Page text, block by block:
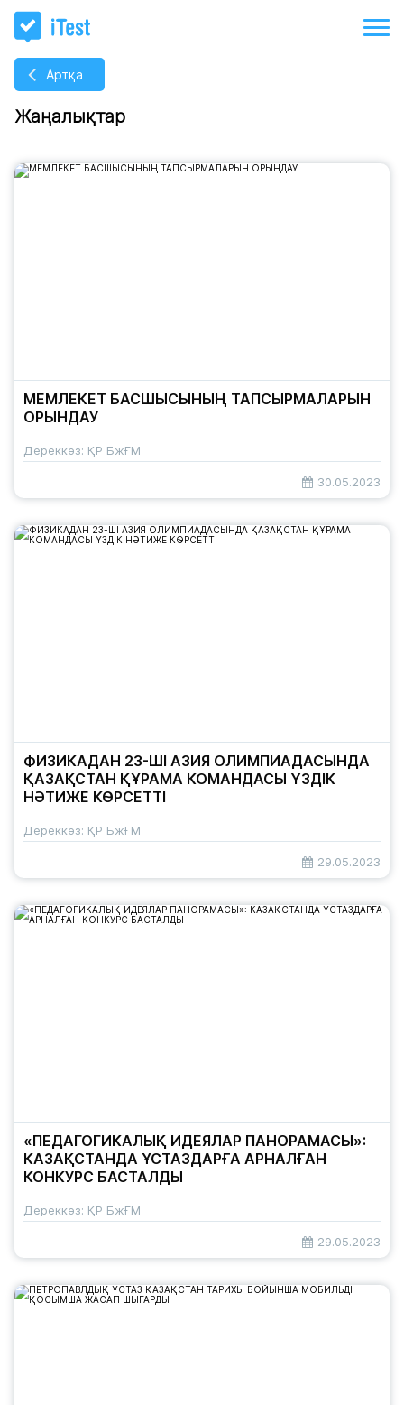
Артқа
Жаңалықтар
МЕМЛЕКЕТ БАСШЫСЫНЫҢ ТАПСЫРМАЛАРЫН
ОРЫНДАУ
Дереккөз: ҚР БжҒМ
30.05.2023
ФИЗИКАДАН 23-ШІ АЗИЯ ОЛИМПИАДАСЫНДА
ҚАЗАҚСТАН ҚҰРАМА КОМАНДАСЫ ҮЗДІК
НӘТИЖЕ КӨРСЕТТІ
Дереккөз: ҚР БжҒМ
29.05.2023
«ПЕДАГОГИКАЛЫҚ ИДЕЯЛАР ПАНОРАМАСЫ»:
КАЗАҚСТАНДА ҰСТАЗДАРҒА АРНАЛҒАН
КОНКУРС БАСТАЛДЫ
Дереккөз: ҚР БжҒМ
29.05.2023